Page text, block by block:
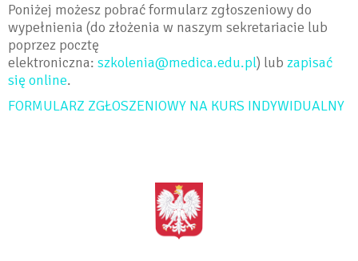
Poniżej możesz pobrać formularz zgłoszeniowy do
wypełnienia (do złożenia w naszym sekretariacie lub
poprzez pocztę
elektroniczna: szkolenia@medica.edu.pl) lub zapisać
się online.
FORMULARZ ZGŁOSZENIOWY NA KURS INDYWIDUALNY